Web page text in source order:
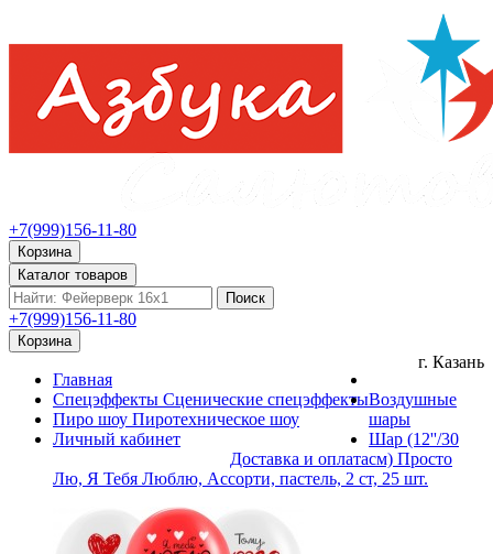
+7(999)156-11-80
Корзина
Каталог товаров
Поиск
+7(999)156-11-80
Корзина
Главная
Спецэффекты Сценические спецэффекты
Пиро шоу Пиротехническое шоу
Личный кабинет
Доставка и оплата
г. Казань
Воздушные
шары
Шар (12''/30
см) Просто
Лю, Я Тебя Люблю, Ассорти, пастель, 2 ст, 25 шт.